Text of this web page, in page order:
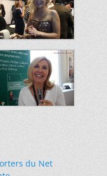
du Net